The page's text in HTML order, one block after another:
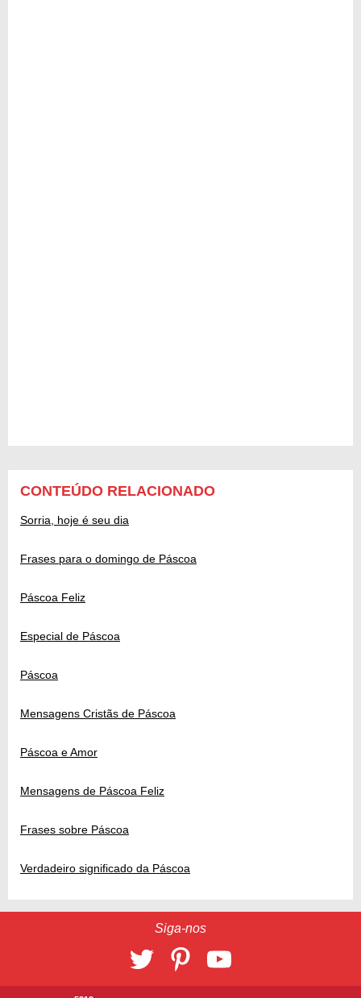
CONTEÚDO RELACIONADO
Sorria, hoje é seu dia
Frases para o domingo de Páscoa
Páscoa Feliz
Especial de Páscoa
Páscoa
Mensagens Cristãs de Páscoa
Páscoa e Amor
Mensagens de Páscoa Feliz
Frases sobre Páscoa
Verdadeiro significado da Páscoa
Siga-nos